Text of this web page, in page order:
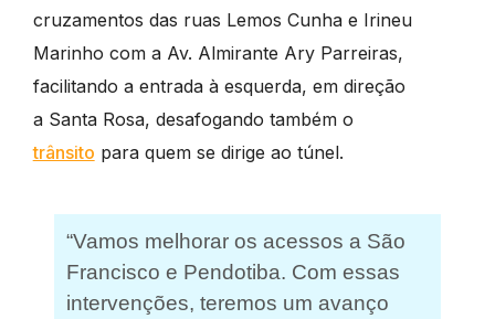
cruzamentos das ruas Lemos Cunha e Irineu
Marinho com a Av. Almirante Ary Parreiras,
facilitando a entrada à esquerda, em direção
a Santa Rosa, desafogando também o
trânsito para quem se dirige ao túnel.
“Vamos melhorar os acessos a São
Francisco e Pendotiba. Com essas
intervenções, teremos um avanço